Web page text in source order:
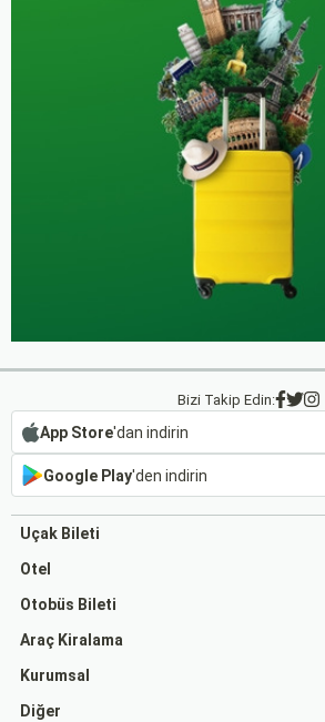
Bizi Takip Edin:
App Store'dan indirin
Google Play'den indirin
Uçak Bileti
Otel
Otobüs Bileti
Araç Kiralama
Kurumsal
Diğer